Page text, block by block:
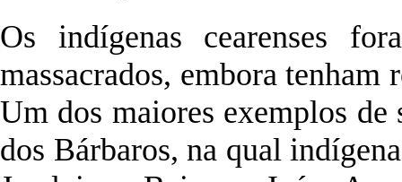
Os indígenas cearenses
massacrados, embora tenham
Um dos maiores exemplos
dos Bárbaros, na qual